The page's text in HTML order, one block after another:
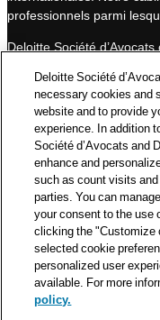
n
professionnels parmi
Deloitte Société
professionnels et à ce
et juristes de Deloitte
Les informations
d’informer ses lecteurs
en aucun cas se
professionnel en fonction
particulier est apporté à
Deloitte Société
aux éventuelles erreurs
Deloitte Société
necessary cookies and
website and to provide
experience. In addition
Société d’Avocats and
enhance and
such as count visits
parties. You can
your consent to the use
clicking the "Customize
selected cookie
personalized user
available. For more
policy.